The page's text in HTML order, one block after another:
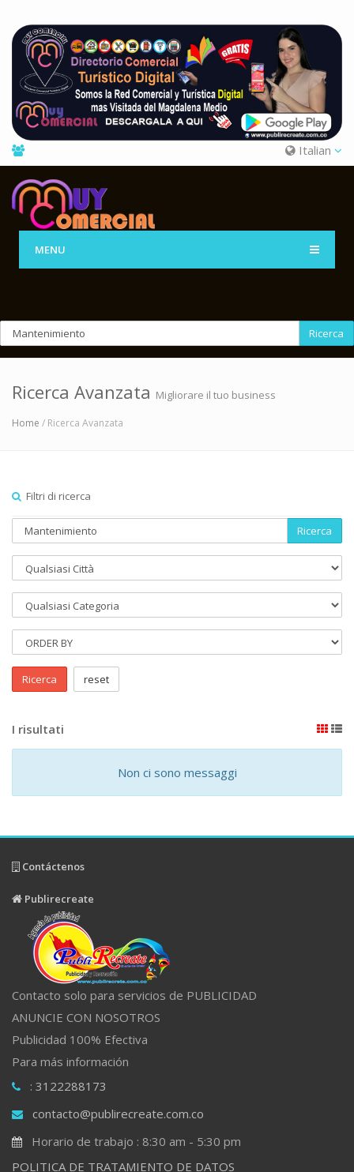
Italian
MENU
Ricerca
Ricerca Avanzata Migliorare il tuo business
Home / Ricerca Avanzata
Filtri di ricerca
Ricerca
Ricerca reset
I risultati
Non ci sono messaggi
Contáctenos
Publirecreate
Contacto solo para servicios de PUBLICIDAD
ANUNCIE CON NOSOTROS
Publicidad 100% Efectiva
Para más información
: 3122288173
contacto@publirecreate.com.co
Horario de trabajo : 8:30 am - 5:30 pm
POLITICA DE TRATAMIENTO DE DATOS